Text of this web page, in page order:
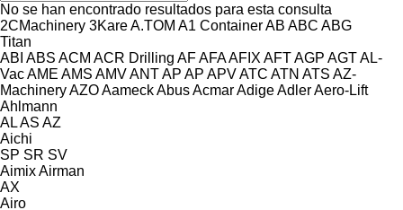
No se han encontrado resultados para esta consulta
2CMachinery 3KareA.TOM A1 ContainerAB ABC ABG
Titan
ABI ABS ACM ACR Drilling AFAFAAFIX AFTAGP AGTAL-
VacAME AMS AMVANTAP AP APVATC ATN ATS AZ-
MachineryAZOAameckAbusAcmarAdigeAdlerAero-Lift
Ahlmann
ALAS AZ
Aichi
SP SR SV
AimixAirman
AX
Airo